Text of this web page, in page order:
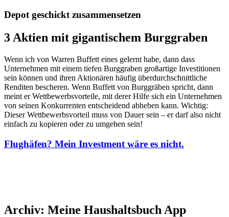
Depot geschickt zusammensetzen
3 Aktien mit gigantischem Burggraben
Wenn ich von Warren Buffett eines gelernt habe, dann dass
Unternehmen mit einem tiefen Burggraben großartige Investitionen
sein können und ihren Aktionären häufig überdurchschnittliche
Renditen bescheren. Wenn Buffett von Burggräben spricht, dann
meint er Wettbewerbsvorteile, mit derer Hilfe sich ein Unternehmen
von seinen Konkurrenten entscheidend abheben kann. Wichtig:
Dieser Wettbewerbsvorteil muss von Dauer sein – er darf also nicht
einfach zu kopieren oder zu umgehen sein!
Flughäfen? Mein Investment wäre es nicht.
Archiv: Meine Haushaltsbuch App